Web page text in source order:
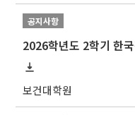
공지사항
보건대학원